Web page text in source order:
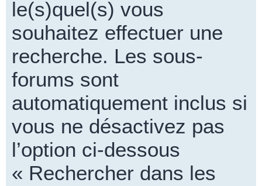
le(s)quel(s) vous
souhaitez effectuer une
recherche. Les sous-
forums sont
automatiquement inclus si
vous ne désactivez pas
l’option ci-dessous
« Rechercher dans les